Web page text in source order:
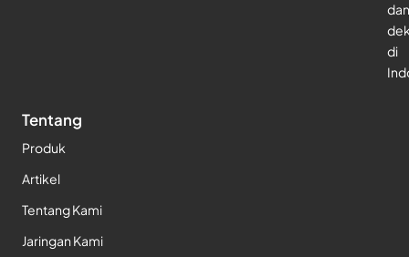
dan
di
Tentang
Produk
Artikel
Tentang Kami
Jaringan Kami